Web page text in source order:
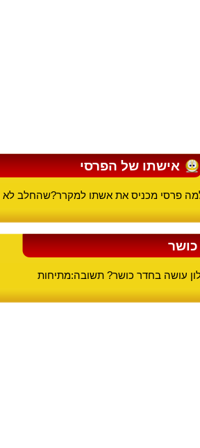
אישתו של הפרסי
פרסי מכניס את אשתו למקרר?שהחלב לא
עושה בחדר כושר? תשובה:מתיחות